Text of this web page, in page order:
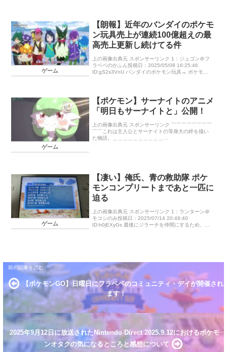
ゲーム
【朗報】近年のバンダイのポケモ
ン玩具売上が連続100億超えの最
高売上更新し続けてる件
上の画像出典元 スポンサーリンク 1：ジュゴン＠フ
ラベベのかふん投稿日：2025/05/08 16:25:46
ID:gS2s3VnU バンダイのポケモン玩具→ ポケモン
ゲーム
【ポケモン】サーナイトのアニメ
「明日もサーナイトと」公開！
上の画像出典元 スポンサーリンク ￣￣￣￣￣￣￣￣
￣￣これは主人公とサーナイトの等身大の絆を描い
た物語。＿＿＿＿＿＿＿＿＿＿
ゲーム
【凄い】俺氏、青の救助隊 ポケ
モンコンプリートまであと一匹に
迫る
上の画像出典元 スポンサーリンク 1：ランターン＠
モコシのみ投稿日：2025/07/14 20:49:40
ID:h0jEXyGs 最後にジラーチを仲間にするため、ラ
【ポケモンGO】日曜日にフラベベのコミュニティ・デイが開催され
ます！
2025年9月12日に放送されたNintendo Direct 2025.9.12におけるポケモ
ンオタクの気になるところと感想について